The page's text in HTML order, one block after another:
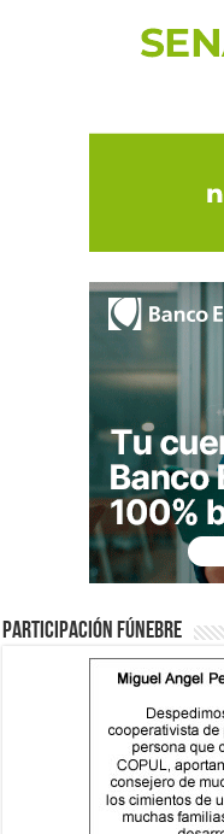
Participación fúnebre